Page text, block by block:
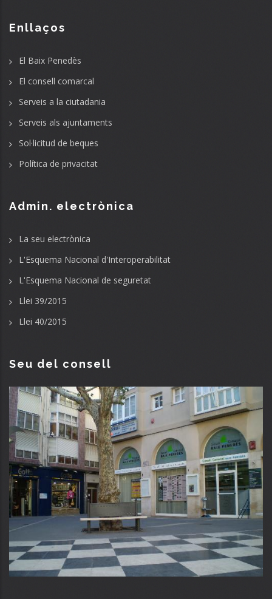
Enllaços
El Baix Penedès
El consell comarcal
Serveis a la ciutadania
Serveis als ajuntaments
Sol·licitud de beques
Política de privacitat
Admin. electrònica
La seu electrònica
L'Esquema Nacional d'Interoperabilitat
L'Esquema Nacional de seguretat
Llei 39/2015
Llei 40/2015
Seu del consell